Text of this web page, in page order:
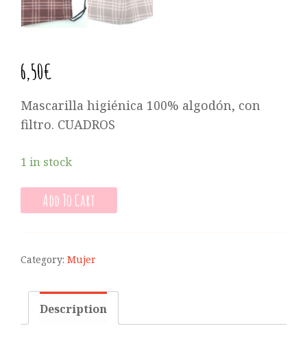
6,50€
Mascarilla higiénica 100% algodón, con
filtro. CUADROS
1 in stock
Add To Cart
Category: Mujer
Description